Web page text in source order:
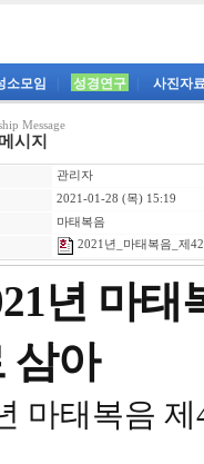
소모임 성경연구 사진자
Message
시지
관리자
2021-01-28 (목) 15:19
마태복음
2021년_마태복음_제
년 마태
삼아
마태복음